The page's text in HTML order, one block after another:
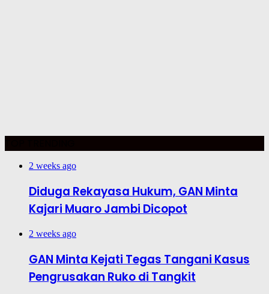
2 weeks ago
Diduga Rekayasa Hukum, GAN Minta
Kajari Muaro Jambi Dicopot
2 weeks ago
GAN Minta Kejati Tegas Tangani Kasus
Pengrusakan Ruko di Tangkit